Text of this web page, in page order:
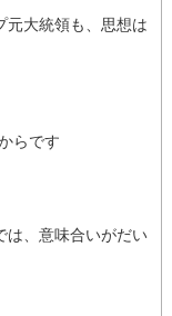
元大統領も、思想は
らです
は、意味合いがだい